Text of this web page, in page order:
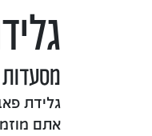
גלידת
אתם